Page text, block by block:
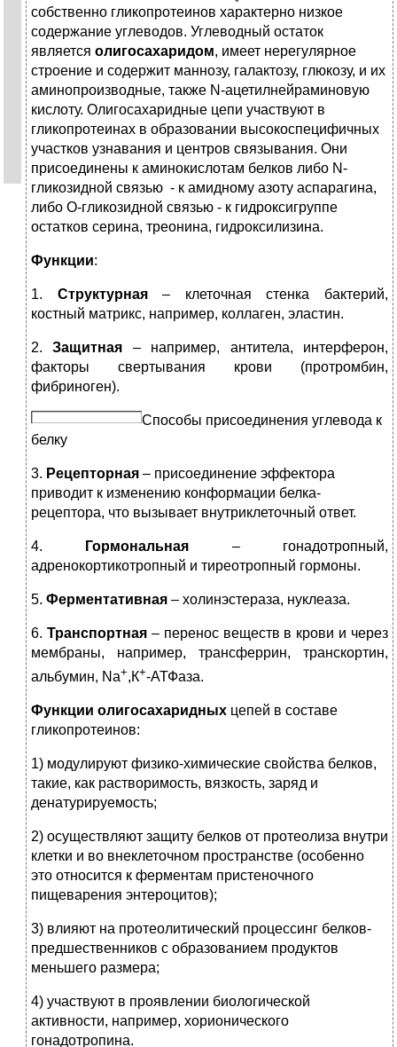
собственно гликопротеинов характерно низкое
содержание углеводов. Углеводный остаток
является олигосахаридом, имеет нерегулярное
строение и содержит маннозу, галактозу, глюкозу, и их
аминопроизводные, также N-ацетилнейраминовую
кислоту. Олигосахаридные цепи участвуют в
гликопротеинах в образовании высокоспецифичных
участков узнавания и центров связывания. Они
присоединены к аминокислотам белков либо N-
гликозидной связью - к амидному азоту аспарагина,
либо О-гликозидной связью - к гидроксигруппе
остатков серина, треонина, гидроксилизина.
Функции:
1. Структурная– клеточная стенка бактерий,
костный матрикс, например, коллаген, эластин.
2.Защитная – например, антитела, интерферон,
факторы свертывания крови (протромбин,
фибриноген).
Способы присоединения углевода к
белку
3. Рецепторная – присоединение эффектора
приводит к изменению конформации белка-
рецептора, что вызывает внутриклеточный ответ.
4. Гормональная – гонадотропный,
адренокортикотропный и тиреотропный гормоны.
5. Ферментативная – холинэстераза, нуклеаза.
6. Транспортная– перенос веществ в крови и через
мембраны, например, трансферрин, транскортин,
альбумин, Na+,К+-АТФаза.
Функции олиго­сахаридных цепей в составе
гликопротеинов:
1) модулируют физико-химические свойства белков,
такие, как ра­створимость, вязкость, заряд и
денатурируемость;
2) осуществляют защиту белков от протеолиза внутри
клетки и во внеклеточном пространстве (особенно
это относится к ферментам пристеночного
пищеварения энтероцитов);
3) влияют на протеолитический процессинг белков-
предшественников с образованием продуктов
меньшего размера;
4) участвуют в проявлении биологической
активности, например, хорионического
гонадотропина.